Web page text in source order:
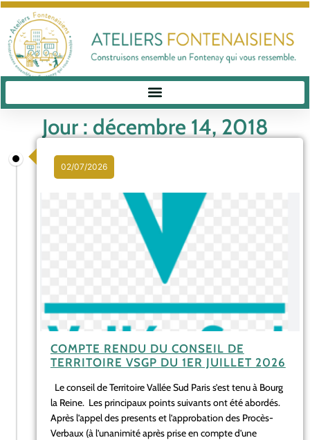
Jour : décembre 14, 2018
02/07/2026
COMPTE RENDU DU CONSEIL DE
TERRITOIRE VSGP DU 1ER JUILLET 2026
Le conseil de Territoire Vallée Sud Paris s’est tenu à Bourg
la Reine. Les principaux points suivants ont été abordés.
Après l’appel des presents et l’approbation des Procès-
Verbaux (à l’unanimité après prise en compte d’une